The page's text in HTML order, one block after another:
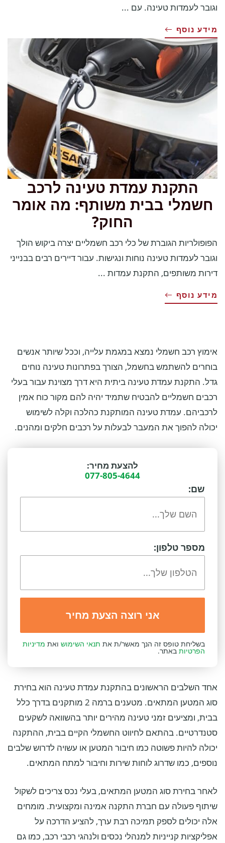
וגובר לעמדות טעינה. עם ...
מידע נוסף
התקנת עמדת טעינה לרכב
חשמלי בבית משותף: מה אומר
החוק?
הפופולריות הגוברת של כלי רכב חשמליים יצרה ביקוש הולך
וגובר לעמדות טעינה נוחות ונגישות. עבור דיירים רבים בבנייני
דירות משותפים, התקנת עמדות ...
מידע נוסף
אימוץ רכב חשמלי נמצא במגמת עלייה, וככל שיותר אנשים
בוחרים להשתמש בחשמל, הצורך בפתרונות טעינה נוחים
גדל. התקנת עמדת טעינה ביתית היא דרך מצוינת עבור בעלי
רכבים חשמליים להבטיח שתמיד יהיה להם מקור כוח אמין
לרכביהם. עמדת טעינה המותקנת כהלכה וקלה לשימוש
יכולה להפוך את המעבר לבעלות על רכבים חלקים ומהנים.
להצעת מחיר:
077-805-4644
שם:
מספר טלפון:
בשליחת טופס זה הנך מאשר/ת את תנאי השימוש ואת מדיניות
הפרטיות באתר.
אחד השלבים הראשונים בהתקנת עמדת טעינה הוא בחירת
סוג המטען המתאים. מטענים ברמה 2 מותקנים בדרך כלל
בבית, ומציעים זמני טעינה מהירים יותר בהשוואה לשקעים
סטנדרטיים. בהתאם לחיווט החשמלי הקיים בבית, ההתקנה
יכולה להיות פשוטה כמו חיבור המטען או עשויה לדרוש שלבים
נוספים, כמו שדרוג לוחות שירות וחיבור למתח המתאים.
לאחר בחירת סוג המטען המתאים, בעלי נכס צריכים לשקול
שיתוף פעולה עם חברת התקנה אמינה ומקצועית. מומחים
אלה יכולים לספק תמיכה רבת ערך, להציע הדרכה על
אפליקציות קנייניות למנהלי נכסים ולנהגי רכבי רכב, כמו גם